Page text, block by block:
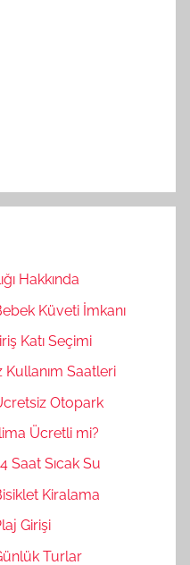
Hakkında
Küveti İmkanı
Katı Seçimi
Kullanım Saatleri
Otopark
Ücretli mi?
Saat Sıcak Su
Kiralama
Girişi
Turlar